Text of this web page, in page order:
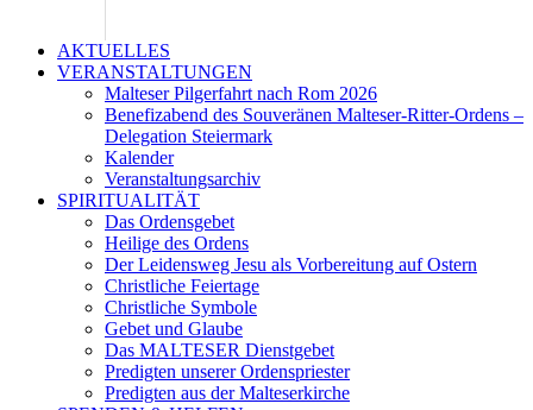
AKTUELLES
VERANSTALTUNGEN
Malteser Pilgerfahrt nach Rom 2026
Benefizabend des Souveränen Malteser-Ritter-Ordens –
Delegation Steiermark
Kalender
Veranstaltungsarchiv
SPIRITUALITÄT
Das Ordensgebet
Heilige des Ordens
Der Leidensweg Jesu als Vorbereitung auf Ostern
Christliche Feiertage
Christliche Symbole
Gebet und Glaube
Das MALTESER Dienstgebet
Predigten unserer Ordenspriester
Predigten aus der Malteserkirche